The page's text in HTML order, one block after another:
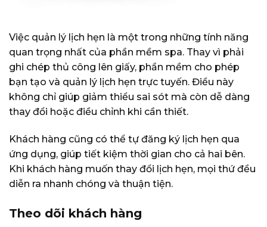
Việc quản lý lịch hẹn là một trong những tính năng
quan trọng nhất của phần mềm spa. Thay vì phải
ghi chép thủ công lên giấy, phần mềm cho phép
bạn tạo và quản lý lịch hẹn trực tuyến. Điều này
không chỉ giúp giảm thiểu sai sót mà còn dễ dàng
thay đổi hoặc điều chỉnh khi cần thiết.
Khách hàng cũng có thể tự đăng ký lịch hẹn qua
ứng dụng, giúp tiết kiệm thời gian cho cả hai bên.
Khi khách hàng muốn thay đổi lịch hẹn, mọi thứ đều
diễn ra nhanh chóng và thuận tiện.
Theo dõi khách hàng